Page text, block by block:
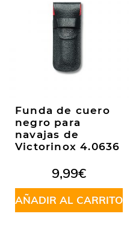
Funda de cuero
negro para
navajas de
Victorinox 4.0636
9,99€
AÑADIR AL CARRITO